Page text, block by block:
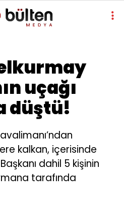
uçağı
düştü!
kalkan, içerisinde
dahil 5 kişinin
tarafında